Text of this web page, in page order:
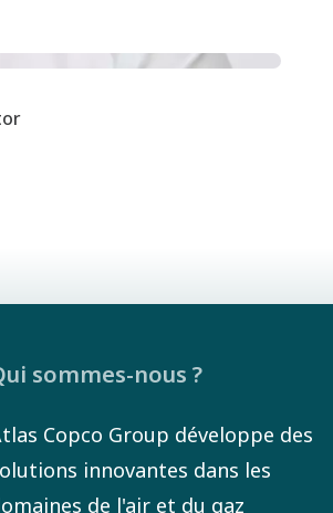
sommes-nous ?
Copco Group développe des
innovantes dans les
de l'air et du gaz